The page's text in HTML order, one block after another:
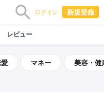
ログイン 新規登録
レビュー
マネー 美容・健